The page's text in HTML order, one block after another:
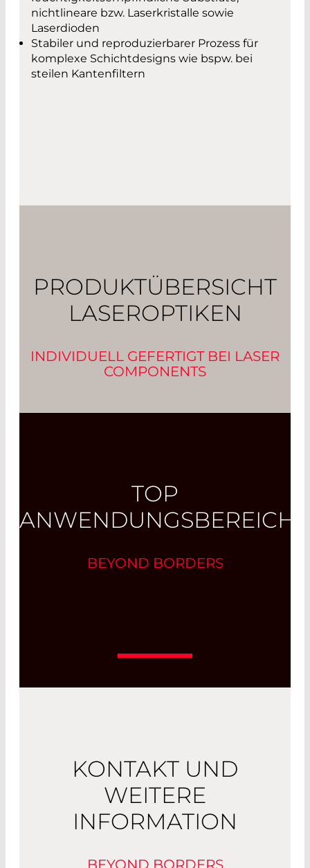
nichtlineare bzw. Laserkristalle sowie
Laserdioden
Stabiler und reproduzierbarer Prozess für
komplexe Schichtdesigns wie bspw. bei
steilen Kantenfiltern
PRODUKTÜBERSICHT
LASEROPTIKEN
INDIVIDUELL GEFERTIGT BEI LASER
COMPONENTS
TOP
ANWENDUNGSBEREICHE
BEYOND BORDERS
KONTAKT UND
WEITERE
INFORMATION
BEYOND BORDERS